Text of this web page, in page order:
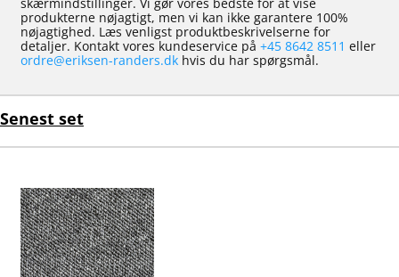
produkterne nøjagtigt, men vi kan ikke garantere 100%
nøjagtighed. Læs venligst produktbeskrivelserne for
detaljer. Kontakt vores kundeservice på +45 8642 8511 eller
ordre@eriksen-randers.dk hvis du har spørgsmål.
Senest set